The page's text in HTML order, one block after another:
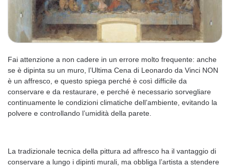
Fai attenzione a non cadere in un errore molto frequente: anche
se è dipinta su un muro, l’Ultima Cena di Leonardo da Vinci NON
è un affresco, e questo spiega perché è così difficile da
conservare e da restaurare, e perché è necessario sorvegliare
continuamente le condizioni climatiche dell’ambiente, evitando la
polvere e controllando l’umidità della parete.
La tradizionale tecnica della pittura ad affresco ha il vantaggio di
conservare a lungo i dipinti murali, ma obbliga l’artista a stendere